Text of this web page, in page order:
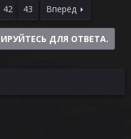
42 43 Вперёд
ДЛЯ ОТВЕТА.